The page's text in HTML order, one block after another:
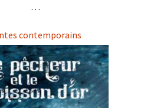
. . .
contemporains